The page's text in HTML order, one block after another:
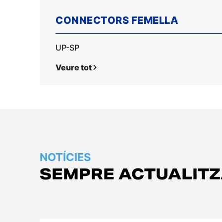
Empresa
Logística
Productes
Notícies
CONNECTORS FEMELLA
UP-SP
Veure tot
NOTÍCIES
SEMPRE